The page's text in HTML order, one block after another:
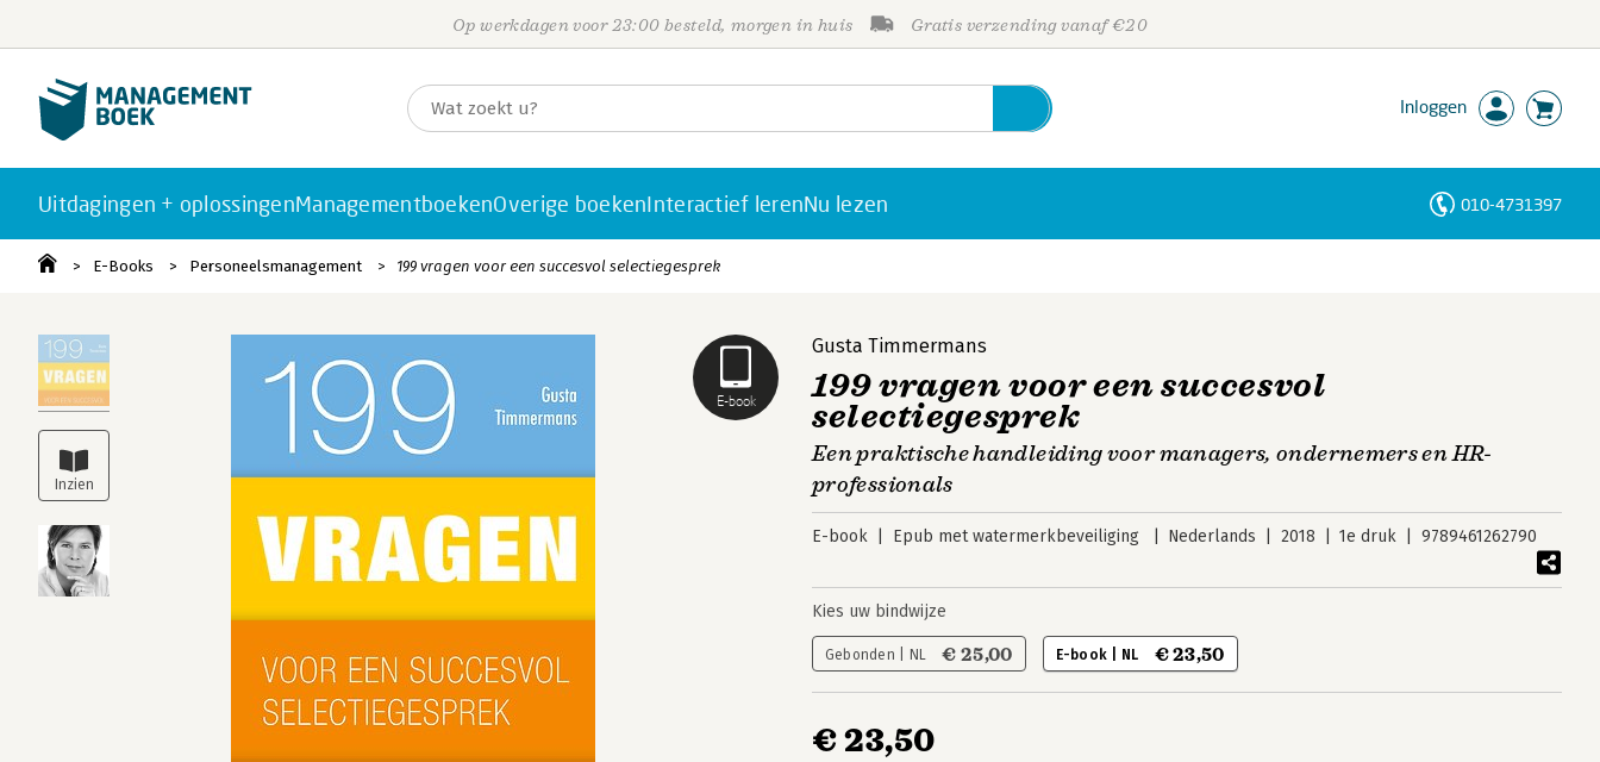
Op werkdagen voor 23:00 besteld, morgen in huis Gratis verzending vanaf €20
Inloggen
Uitdagingen + oplossingenManagementboekenOverige boekenInteractief lerenNu lezen 010-4731397
E-Books Personeelsmanagement 199 vragen voor een succesvol selectiegesprek
E-book
Gusta Timmermans
199 vragen voor een succesvol
selectiegesprek
Een praktische handleiding voor managers, ondernemers en HR-
professionals
E-book Epub met watermerkbeveiliging Nederlands 2018 1e druk 9789461262790
Kies uw bindwijze
Gebonden | NL € 25,00 E-book | NL € 23,50
€ 23,50
Personen